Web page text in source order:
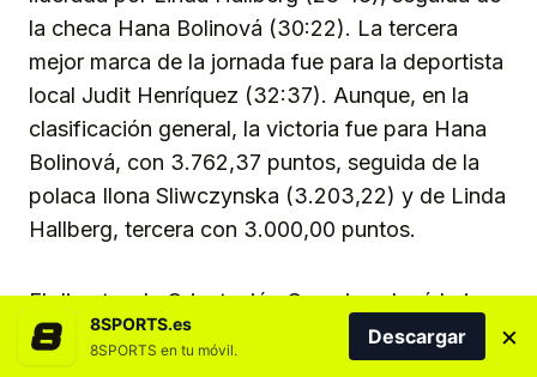
la checa Hana Bolinová (30:22). La tercera
mejor marca de la jornada fue para la deportista
local Judit Henríquez (32:37). Aunque, en la
clasificación general, la victoria fue para Hana
Bolinová, con 3.762,37 puntos, seguida de la
polaca Ilona Sliwczynska (3.203,22) y de Linda
Hallberg, tercera con 3.000,00 puntos.
El director de Orientación Canarias, José Luis
Echevarría, valoró muy positivamente el
desarrollo del evento y destacó “el rendimiento
8SPORTS.es
8SPORTS en tu móvil.
Descargar ×